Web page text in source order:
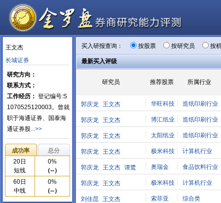
王文杰
长城证券
研究方向：
联系方式：
工作经历： 登记编号:S
1070525120003。曾就
职于海通证券、国泰海
通证券股...>>
成功率
总分
20日
短线
0%
（--）
60日
中线
0%
（--）
买入研报查询： 按股票 按研究员 按
最新买入评级
研究员 推荐股票 所属行业
郭庆龙 王文杰 华旺科技 造纸印刷行业
郭庆龙 王文杰 博汇纸业 造纸印刷行业
郭庆龙 王文杰 太阳纸业 造纸印刷行业
郭庆龙 王文杰 极米科技 计算机行业
郭庆龙 王文杰 谭鹭 奥瑞金 食品饮料行业
郭庆龙 王文杰 极米科技 计算机行业
刘佳昆 王文杰 索菲亚 综合类